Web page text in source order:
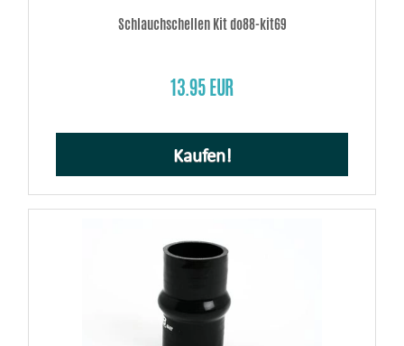
Schlauchschellen Kit do88-kit69
13.95 EUR
Kaufen!